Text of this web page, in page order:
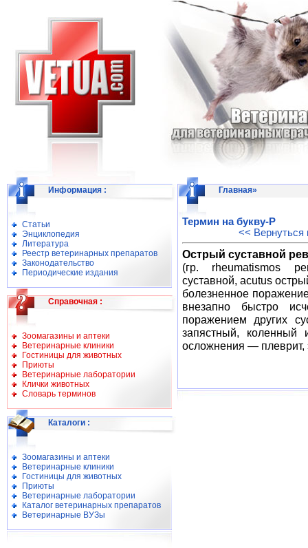
Информация :
Статьи
Энциклопедия
Литература
Реестр ветеринарных препаратов
Законодательство
Периодические издания
Справочная :
Зоомагазины и аптеки
Ветеринарные клиники
Гостиницы для животных
Приюты
Ветеринарные лаборатории
Клички животных
Словарь терминов
Каталоги :
Зоомагазины и аптеки
Ветеринарные клиники
Гостиницы для животных
Приюты
Ветеринарные лаборатории
Каталог ветеринарных препаратов
Ветеринарные ВУЗы
Главная»
Термин на букву-Р
<< Вернуться
Острый суставной
(гр. rheumatismos
суставной, acutus
болезненное
внезапно быстро
поражением других
запястный, коленный
осложнения — плеврит,